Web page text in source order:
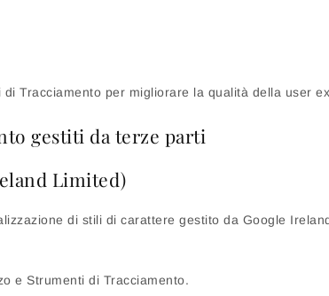
Tracciamento per migliorare la qualità della user
gestiti da terze parti
Limited)
di stili di carattere gestito da Google
e Strumenti di Tracciamento.